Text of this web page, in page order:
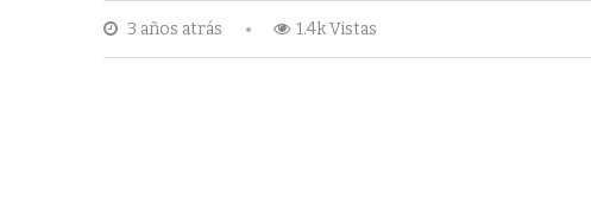
3 años atrás 1.4k Vistas